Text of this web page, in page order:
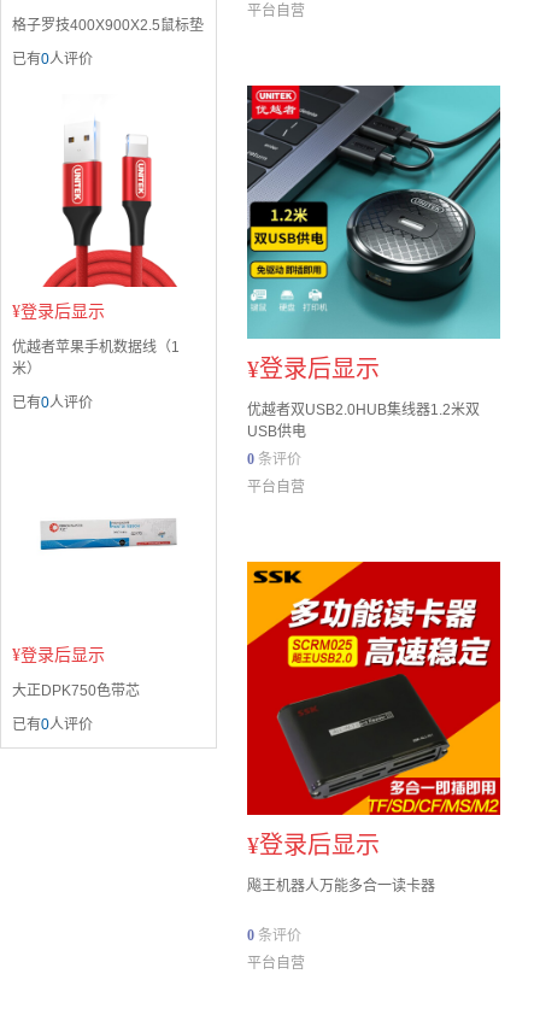
格子罗技400X900X2.5鼠标垫
已有0人评价
¥登录后显示
优越者苹果手机数据线（1
米）
已有0人评价
¥登录后显示
大正DPK750色带芯
已有0人评价
平台自营
¥登录后显示
优越者双USB2.0HUB集线器1.2米双
USB供电
0 条评价
平台自营
¥登录后显示
飚王机器人万能多合一读卡器
0 条评价
平台自营